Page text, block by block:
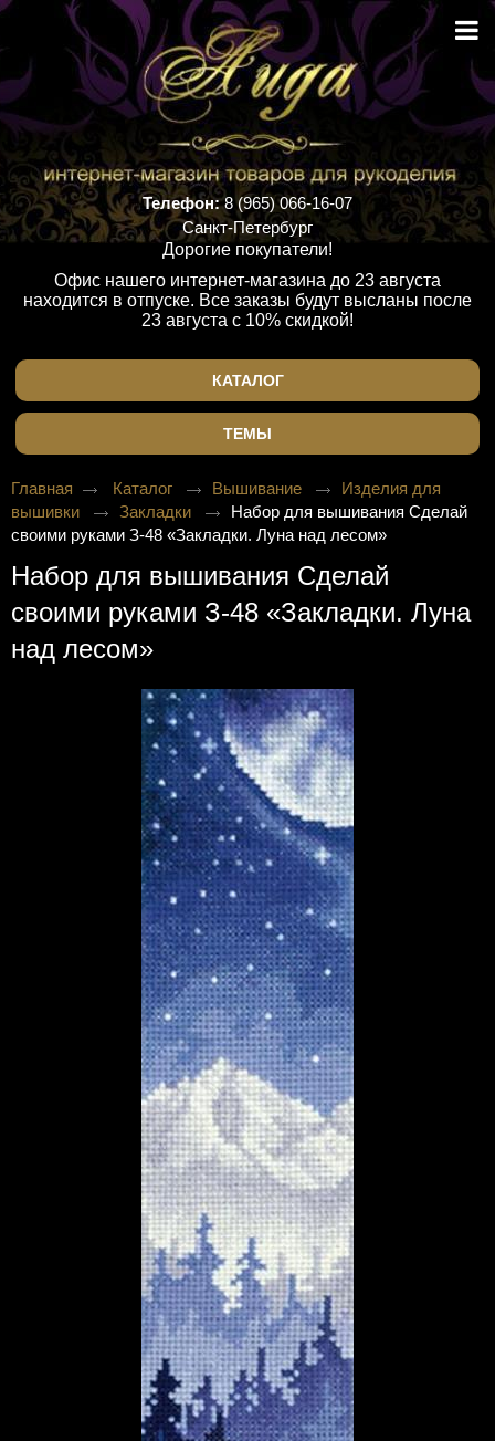
Телефон:8 (965) 066-16-07
Санкт-Петербург
Дорогие покупатели!
Офис нашего интернет-магазина до 23 августа
находится в отпуске. Все заказы будут высланы после
23 августа с 10% скидкой!
КАТАЛОГ
ТЕМЫ
Главная Каталог Вышивание
Изделия для
вышивки
Закладки
Набор для вышивания Сделай
своими руками З-48 «Закладки. Луна над лесом»
Набор для вышивания Сделай
своими руками З-48 «Закладки. Луна
над лесом»